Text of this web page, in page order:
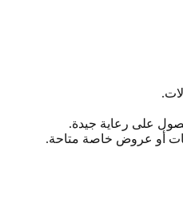
على رعاية جيدة.
أو عروض خاصة متاحة.